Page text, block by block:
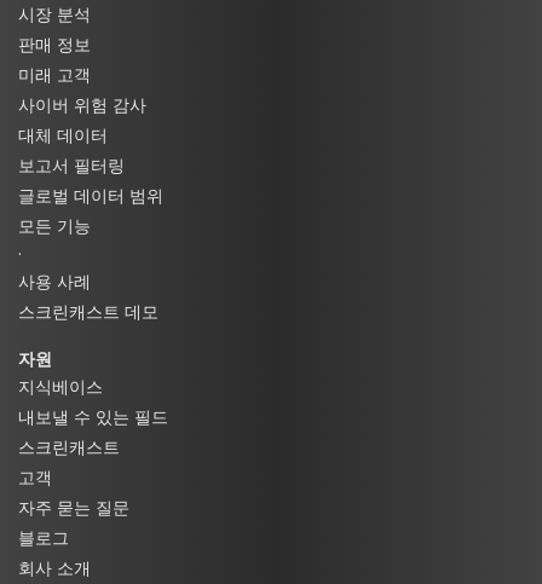
시장 분석
판매 정보
미래 고객
사이버 위험 감사
대체 데이터
보고서 필터링
글로벌 데이터 범위
모든 기능
·
사용 사례
스크린캐스트 데모
자원
지식베이스
내보낼 수 있는 필드
스크린캐스트
고객
자주 묻는 질문
블로그
회사 소개